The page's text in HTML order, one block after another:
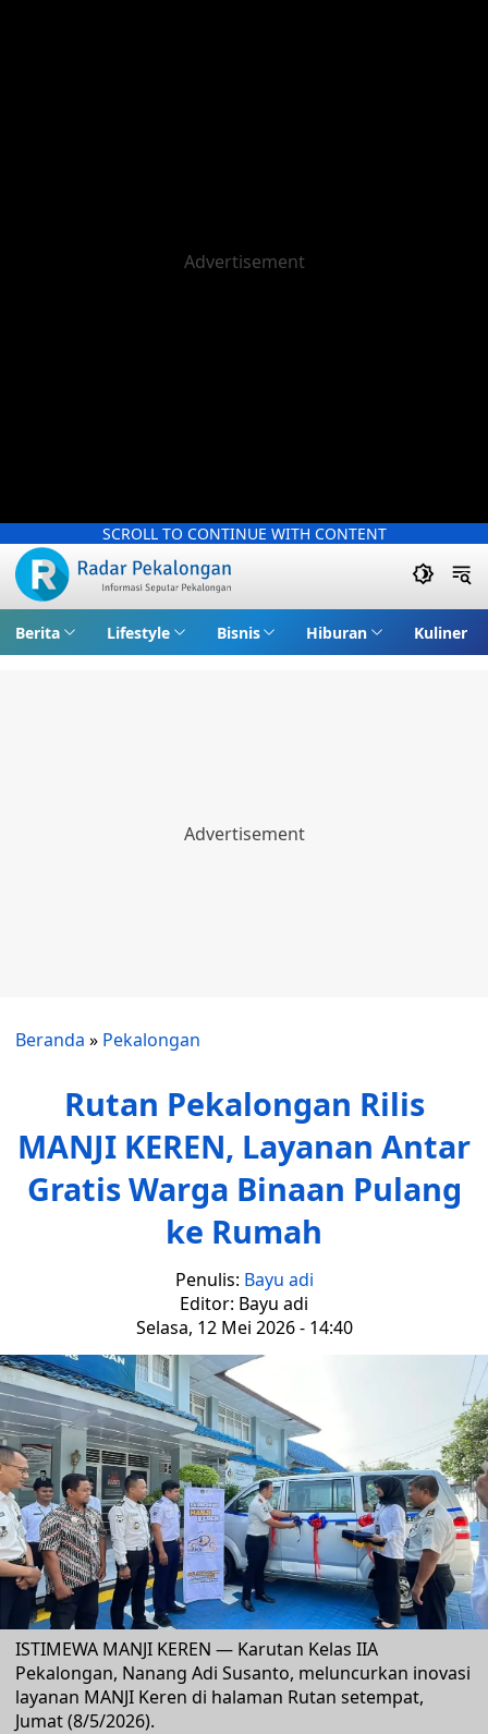
SCROLL TO CONTINUE WITH CONTENT
Berita Lifestyle Bisnis Hiburan Kuliner
Beranda » Pekalongan
Rutan Pekalongan Rilis
MANJI KEREN, Layanan Antar
Gratis Warga Binaan Pulang
ke Rumah
Penulis: Bayu adi
Editor: Bayu adi
Selasa, 12 Mei 2026 - 14:40
ISTIMEWA MANJI KEREN — Karutan Kelas IIA
Pekalongan, Nanang Adi Susanto, meluncurkan inovasi
layanan MANJI Keren di halaman Rutan setempat,
Jumat (8/5/2026).